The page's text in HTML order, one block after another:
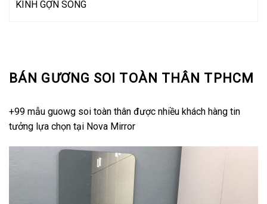
BÁN GƯƠNG SOI TOÀN THÂN TPHCM
+99 mẫu guowg soi toàn thân được nhiều khách hàng tin
tưởng lựa chọn tại Nova Mirror
KÍNH GỢN SÓNG